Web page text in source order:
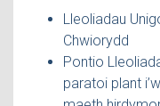
Lleoliadau
Chwiorydd
Pontio
paratoi plant